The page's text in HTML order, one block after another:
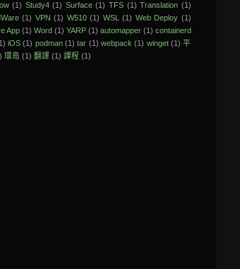
(1) Study4 (1) Surface (1) TFS (1) Translation (1)
(1) VPN (1) W510 (1) WSL (1) Web Deploy (1)
App (1) Word (1) YARP (1) automapper (1) containerd
iOS (1) podman (1) tar (1) webpack (1) winget (1) 平
環島 (1) 翻譯 (1) 課程 (1)